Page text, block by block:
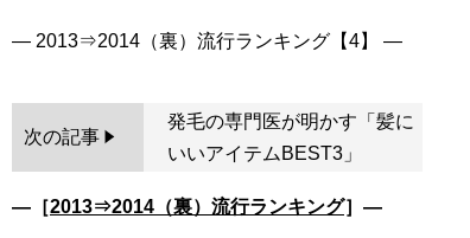
次の記事
発毛の専門医が明かす「髪に
いいアイテムBEST3」
―［2013⇒2014（裏）流行ランキング］―